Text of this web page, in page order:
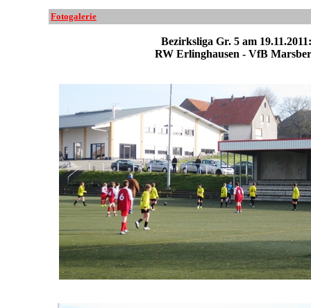
Fotogalerie
Bezirksliga Gr. 5 am 19.11.2011:
RW Erlinghausen - VfB